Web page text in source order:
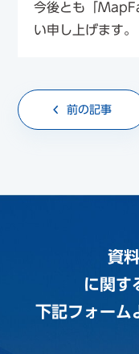
今後とも「
い申し上げます。
前の記事
資
に関す
下記フォーム